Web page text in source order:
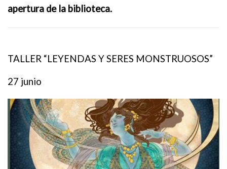
apertura de la biblioteca.
TALLER “LEYENDAS Y SERES MONSTRUOSOS”
27 junio